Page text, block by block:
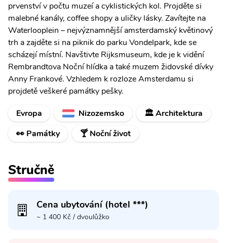
prvenství v počtu muzeí a cyklistických kol. Projděte si
malebné kanály, coffee shopy a uličky lásky. Zavítejte na
Waterlooplein – nejvýznamnější amsterdamský květinový
trh a zajděte si na piknik do parku Vondelpark, kde se
scházejí místní. Navštivte Rijksmuseum, kde je k vidění
Rembrandtova Noční hlídka a také muzem židovské dívky
Anny Frankové. Vzhledem k rozloze Amsterdamu si
projdetě veškeré památky pešky.
Evropa
Nizozemsko
🏛️ Architektura
👀 Památky
🍸 Noční život
Stručně
Cena ubytování (hotel ***)
~ 1 400 Kč / dvoulůžko